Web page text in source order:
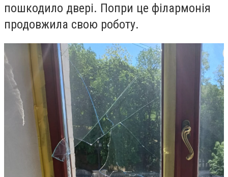
пошкодило двері. Попри це філармонія
продовжила свою роботу.